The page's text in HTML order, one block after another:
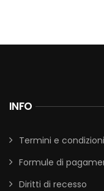
INFO
Termini e condizioni
Formule di
Diritti di recesso